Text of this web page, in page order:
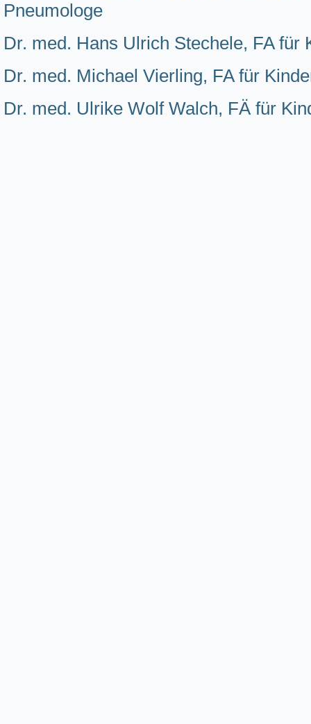
Pneumologe
Dr. med. Hans Ulrich Stechele, FA für
Dr. med. Michael Vierling, FA für
Dr. med. Ulrike Wolf Walch, FÄ für